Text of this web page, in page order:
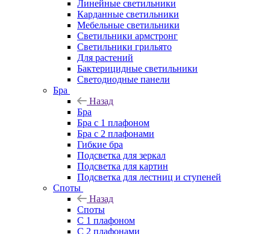
Линейные светильники
Карданные светильники
Мебельные светильники
Светильники армстронг
Светильники грильято
Для растений
Бактерицидные светильники
Светодиодные панели
Бра
Назад
Бра
Бра с 1 плафоном
Бра с 2 плафонами
Гибкие бра
Подсветка для зеркал
Подсветка для картин
Подсветка для лестниц и ступеней
Споты
Назад
Споты
С 1 плафоном
С 2 плафонами